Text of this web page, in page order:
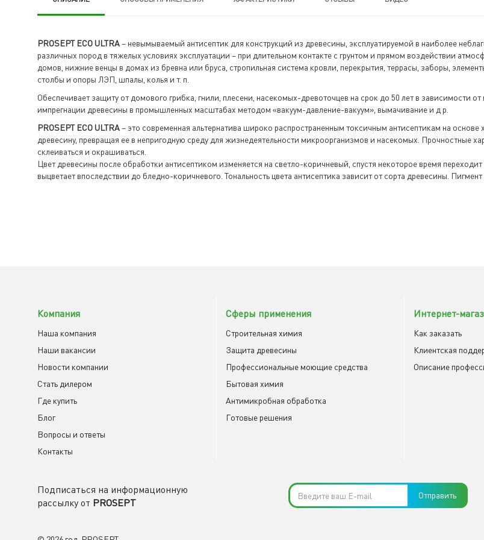
PROSEPT ECO ULTRA– невымываемый антисептик для конструкций из древесины, эксплуатируемой в наиболее
различных пород в тяжелых условиях эксплуатации – при длительном контакте с грунтом и прямом воздействии
домов, нижние венцы в домах из бревна или бруса, стропильная система кровли, перекрытия, террасы, заборы,
столбы и опоры ЛЭП, шпалы, колья и т. п.
Обеспечивает защиту от домового грибка, гнили, плесени, насекомых-древоточцев на срок до 50 лет в зависимости
импрегнации древесины в промышленных масштабах методом «вакуум-давление-вакуум», вымачивание и д р.
PROSEPT ECO ULTRA– это современная альтернатива широко распространенным токсичным антисептикам на
древесину, превращая ее в непригодную среду для жизнедеятельности микроорганизмов и насекомых. Прочностные
склеиваться и окрашиваться.
Цвет древесины после обработки антисептиком изменяется на светло-коричневый, спустя некоторое время
выцветает впоследствии до бледно-коричневого. Тональность цвета антисептика зависит от сорта древесины.
Компания
Наша компания
Наши вакансии
Новости компании
Cтать дилером
Где купить
Блог
Вопросы и ответы
Контакты
Сферы применения
Строительная химия
Защита древесины
Профессиональные моющие средства
Бытовая химия
Антимикробная обработка
Готовые решения
Интернет-
Как заказать
Клиентская
Описание
Подписаться на информационную
рассылку от PROSEPT
Отправить